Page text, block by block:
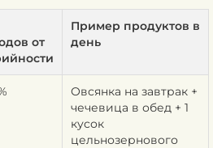
от
Пример продуктов в
день
Овсянка на завтрак +
чечевица в обед + 1
кусок
цельнозернового